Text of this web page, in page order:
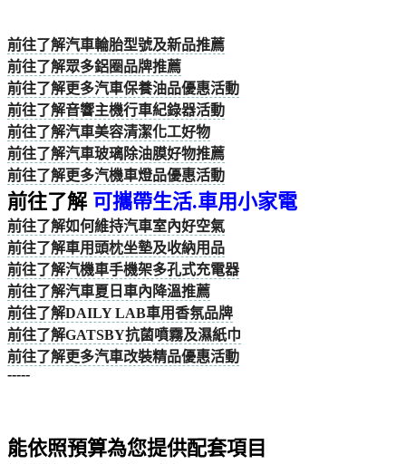
前往了解汽車輪胎型號及新品推薦
前往了解眾多鋁圈品牌推薦
前往了解更多汽車保養油品優惠活動
前往了解音響主機行車紀錄器活動
前往了解汽車美容清潔化工好物
前往了解汽車玻璃除油膜好物推薦
前往了解更多汽機車燈品優惠活動
前往了解 可攜帶生活.車用小家電
前往了解如何維持汽車室內好空氣
前往了解車用頭枕坐墊及收納用品
前往了解汽機車手機架多孔式充電器
前往了解汽車夏日車內降溫推薦
前往了解DAILY LAB車用香氛品牌
前往了解GATSBY抗菌噴霧及濕紙巾
前往了解更多汽車改裝精品優惠活動
-----
能依照預算為您提供配套項目